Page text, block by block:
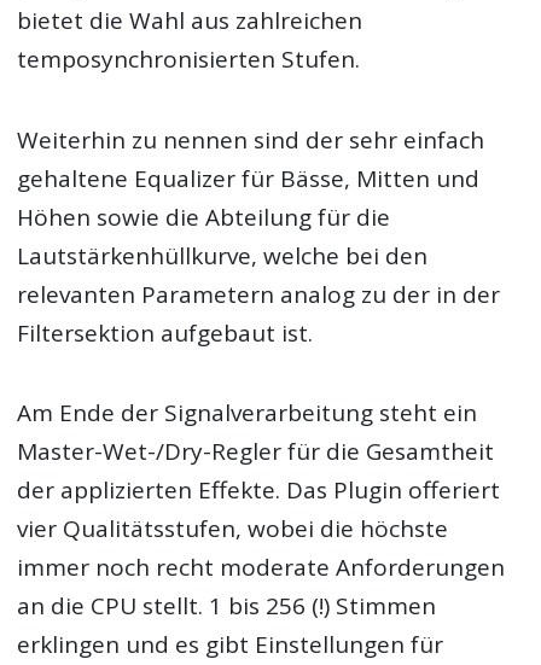
bietet die Wahl aus zahlreichen
temposynchronisierten Stufen.
Weiterhin zu nennen sind der sehr einfach
gehaltene Equalizer für Bässe, Mitten und
Höhen sowie die Abteilung für die
Lautstärkenhüllkurve, welche bei den
relevanten Parametern analog zu der in der
Filtersektion aufgebaut ist.
Am Ende der Signalverarbeitung steht ein
Master-Wet-/Dry-Regler für die Gesamtheit
der applizierten Effekte. Das Plugin offeriert
vier Qualitätsstufen, wobei die höchste
immer noch recht moderate Anforderungen
an die CPU stellt. 1 bis 256 (!) Stimmen
erklingen und es gibt Einstellungen für